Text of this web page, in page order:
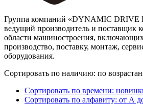
Группа компаний «DYNAMIC DRIVE
ведущий производитель и поставщик
области машиностроения,
производство, поставку, монтаж,
оборудования.
Сортировать по наличию: по
Сортировать по времени:
Сортировать по алфавиту: от А